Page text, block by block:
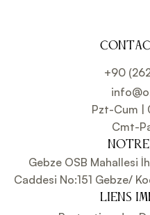
+90
Pzt-Cum |
Cmt-
NOTRE
Gebze OSB Mahallesi
Caddesi No:151 Gebze/
LIENS